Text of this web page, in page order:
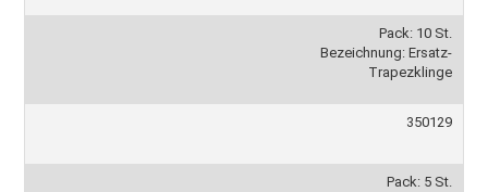
Pack: 10 St.
Bezeichnung: Ersatz-
Trapezklinge
350129
Pack: 5 St.